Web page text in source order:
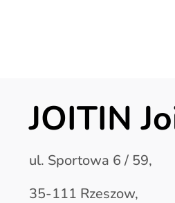
JOITIN
ul. Sportowa 6 / 59,
35-111 Rzeszow,